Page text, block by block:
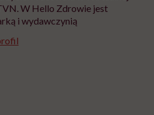
W Hello Zdrowie jest
i wydawczynią